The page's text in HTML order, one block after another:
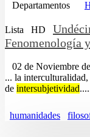
Departamentos
Lista HD
Fenomenología
02 de Noviembre
... la
de intersubjetividad
humanidades